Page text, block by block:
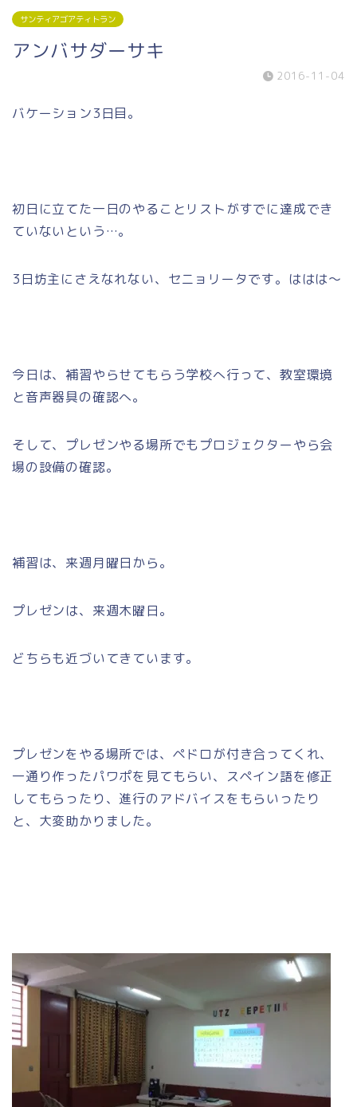
サンティアゴアティトラン
アンバサダーサキ
2016-11-04
バケーション3日目。
初日に立てた一日のやることリストがすでに達成でき
ていないという…。
3日坊主にさえなれない、セニョリータです。ははは～
今日は、補習やらせてもらう学校へ行って、教室環境
と音声器具の確認へ。
そして、プレゼンやる場所でもプロジェクターやら会
場の設備の確認。
補習は、来週月曜日から。
プレゼンは、来週木曜日。
どちらも近づいてきています。
プレゼンをやる場所では、ペドロが付き合ってくれ、
一通り作ったパワポを見てもらい、スペイン語を修正
してもらったり、進行のアドバイスをもらいったり
と、大変助かりました。